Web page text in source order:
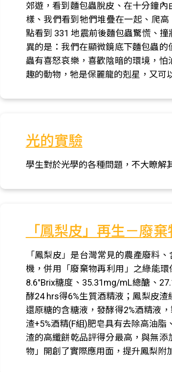
郊遊，看到麵包蟲脫皮、在十分鐘
樣、我們看到牠們堆疊在一起、爬
點看到 331 地震前後麵包蟲驚慌、
異的是：我們在顯微鏡底下麵包蟲
蟲有喜怒哀樂，喜歡陰暗的環境，
趣的動物，牠是保麗龍的剋星，又可
光的實驗
學生對於光學的各種問題，不大瞭解
「鳳梨皮」再生－廢
「鳳梨皮」是台灣常見的農產廢料
機，併用「廢棄物再利用」之綠能
8.6°Brix糖度、35.31mg/mL總醣、
酵24 hrs得6%生質酒精液；鳳梨皮
還原糖的含糖液，發酵得2%酒精液
渣+5%酒精(F組)肥皂具有去除高油
渣的高纖餅乾品評得分最高，與無
物」開創了實際應用面，提升鳳梨附